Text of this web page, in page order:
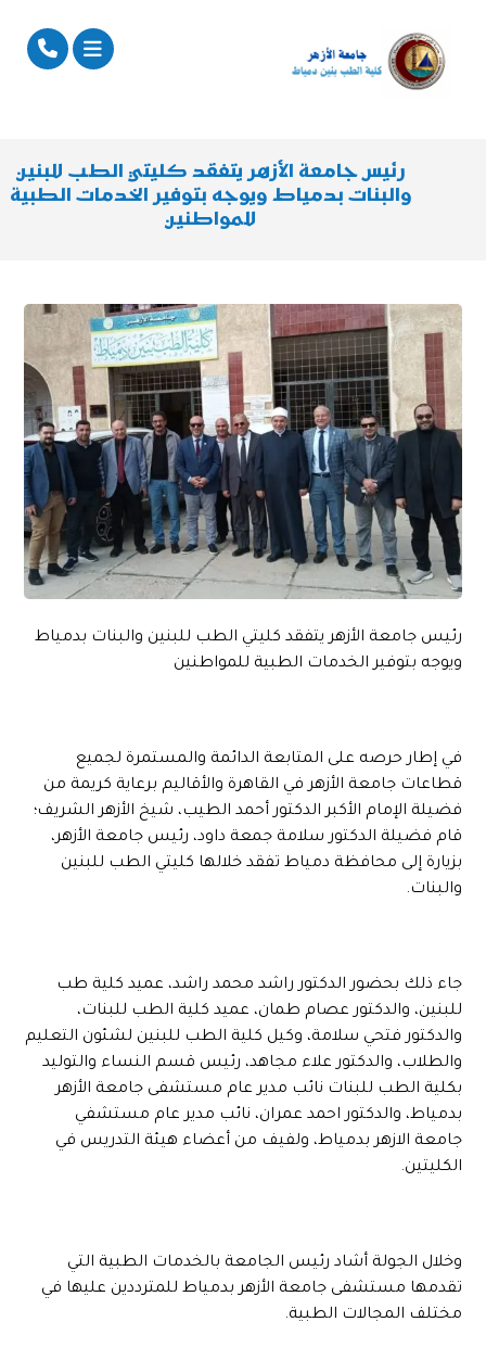
رئيس جامعة الأزهر يتفقد كليتي الطب للبنين
والبنات بدمياط ويوجه بتوفير الخدمات الطبية
للمواطنين
رئيس جامعة الأزهر يتفقد كليتي الطب للبنين والبنات بدمياط
ويوجه بتوفير الخدمات الطبية للمواطنين
في إطار حرصه على المتابعة الدائمة والمستمرة لجميع
قطاعات جامعة الأزهر في القاهرة والأقاليم برعاية كريمة من
فضيلة الإمام الأكبر الدكتور أحمد الطيب، شيخ الأزهر الشريف؛
قام فضيلة الدكتور سلامة جمعة داود، رئيس جامعة الأزهر،
بزيارة إلى محافظة دمياط تفقد خلالها كليتي الطب للبنين
والبنات.
جاء ذلك بحضور الدكتور راشد محمد راشد، عميد كلية طب
للبنين، والدكتور عصام طمان، عميد كلية الطب للبنات،
والدكتور فتحي سلامة، وكيل كلية الطب للبنين لشئون التعليم
والطلاب، والدكتور علاء مجاهد، رئيس قسم النساء والتوليد
بكلية الطب للبنات نائب مدير عام مستشفى جامعة الأزهر
بدمياط، والدكتور احمد عمران، نائب مدير عام مستشفي
جامعة الازهر بدمياط، ولفيف من أعضاء هيئة التدريس في
الكليتين.
وخلال الجولة أشاد رئيس الجامعة بالخدمات الطبية التي
تقدمها مستشفى جامعة الأزهر بدمياط للمترددين عليها في
مختلف المجالات الطبية.